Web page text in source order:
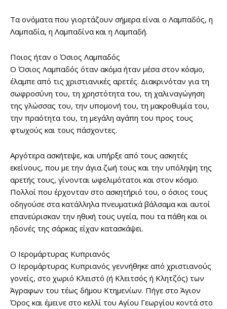
Τα ονόματα που γιορτάζουν σήμερα είναι ο Λαμπαδός, η
Λαμπαδία, η Λαμπαδίνα και η Λαμπαδή.
Ποιος ήταν ο Όσιος Λαμπαδός
Ο Όσιος Λαμπαδός όταν ακόμα ήταν μέσα στον κόσμο,
έλαμπε από τις χριστιανικές αρετές. Διακρινόταν για τη
σωφροσύνη του, τη χρηστότητα του, τη χαλιναγώγηση
της γλώσσας του, την υπομονή του, τη μακροθυμία του,
την πραότητα του, τη μεγάλη αγάπη του προς τους
φτωχούς και τους πάσχοντες.
Αργότερα ασκήτεψε, και υπήρξε από τους ασκητές
εκείνους, που με την άγια ζωή τους και την υπόληψη της
αρετής τους, γίνονται ωφελιμότατοι και στον κόσμο.
Πολλοί που έρχονταν στο ασκητήριό του, ο όσιος τους
οδηγούσε στα κατάλληλα πνευματικά βάλσαμα και αυτοί
επανεύρισκαν την ηθική τους υγεία, που τα πάθη και οι
ηδονές της σάρκας είχαν κατασκάψει.
Ο Ιερομάρτυρας Κυπριανός
Ο Ιερομάρτυρας Κυπριανός γεννήθηκε από χριστιανούς
γονείς, στο χωριό Κλειστό (ή Κλειτσός ή Κλητζός) των
Άγραφων του τέως δήμου Κτημενίων. Πήγε στο Άγιον
Όρος και έμεινε στο κελλί του Αγίου Γεωργίου κοντά στο